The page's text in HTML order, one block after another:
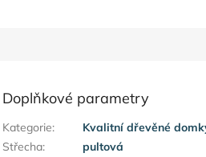
Doplňkové parametry
Kategorie:
Kvalitní dřevěné
Střecha:
pultová